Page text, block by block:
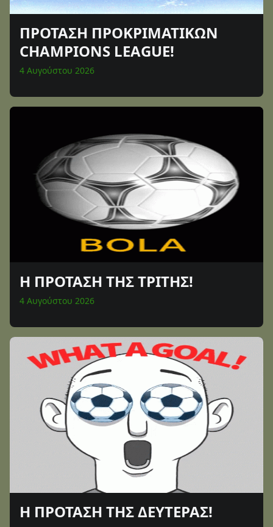
ΠΡΟΤΑΣΗ ΠΡΟΚΡΙΜΑΤΙΚΩΝ
CHAMPIONS LEAGUE!
4 Αυγούστου 2026
Η ΠΡΟΤΑΣΗ ΤΗΣ ΤΡΙΤΗΣ!
4 Αυγούστου 2026
Η ΠΡΟΤΑΣΗ ΤΗΣ ΔΕΥΤΕΡΑΣ!